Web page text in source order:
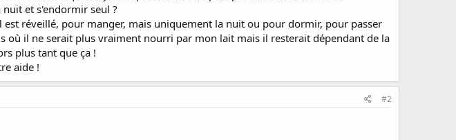
et s'endormir seul ?
réveillé, pour manger, mais uniquement la nuit ou pour dormir, pour passer
où il ne serait plus vraiment nourri par mon lait mais il resterait dépendant de la
plus tant que ça !
aide !
#2